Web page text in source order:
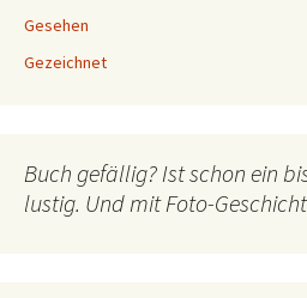
Gesehen
Gezeichnet
Buch gefällig? Ist schon ein
lustig. Und mit Foto-